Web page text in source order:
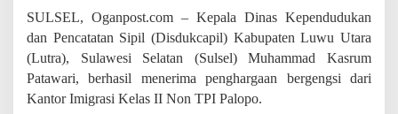
r
g
a
a
n
k
e
SULSEL, Oganpost.com – Kepala Dinas Kependudukan
dan Pencatatan Sipil (Disdukcapil) Kabupaten Luwu Utara
(Lutra), Sulawesi Selatan (Sulsel) Muhammad Kasrum
Patawari, berhasil menerima penghargaan bergengsi dari
Kantor Imigrasi Kelas II Non TPI Palopo.